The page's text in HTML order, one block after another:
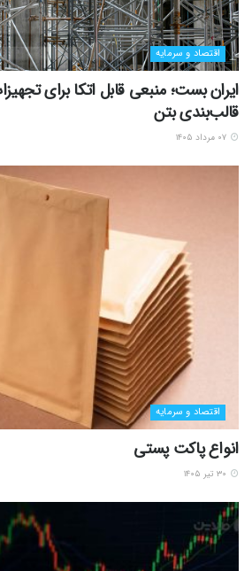
اقتصاد و سرمایه
ایران بست؛ منبعی قابل اتکا برای
قالب‌بندی بتن
اقتصاد و سرمایه
انواع پاکت پستی